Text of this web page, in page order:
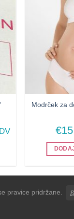
Modrček za
€
pravice pridržane.